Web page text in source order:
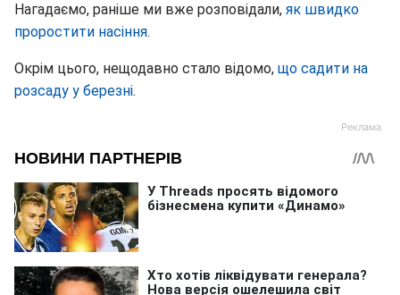
Нагадаємо, раніше ми вже розповідали, як швидко
проростити насіння.
Окрім цього, нещодавно стало відомо, що садити на
розсаду у березні.